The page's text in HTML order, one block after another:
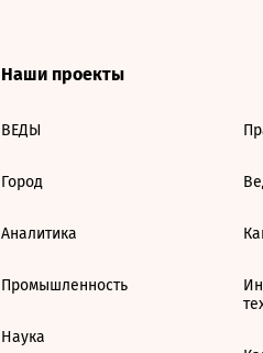
Наши проекты
ВЕДЫ
Город
Аналитика
Промышленность
Наука